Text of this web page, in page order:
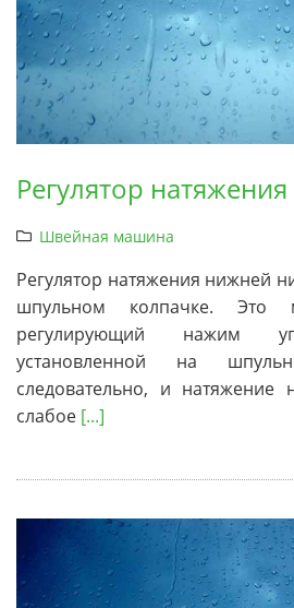
Регулятор
Швейная машина
Регулятор натяжения нижней
шпульном колпачке. Это
регулирующий нажим
установленной на
следовательно, и натяжение
слабое [...]